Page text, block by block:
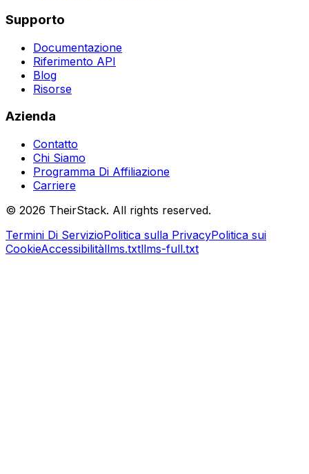
Supporto
Documentazione
Riferimento API
Blog
Risorse
Azienda
Contatto
Chi Siamo
Programma Di Affiliazione
Carriere
© 2026 TheirStack. All rights reserved.
Termini Di ServizioPolitica sulla PrivacyPolitica sui
CookieAccessibilitàllms.txtllms-full.txt